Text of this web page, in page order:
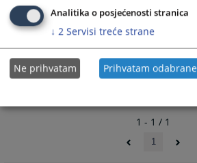
1 - 1 / 1
1
Analitika o posjećenosti stranica
↓ 2 Servisi treće strane
Ne prihvatam Prihvatam odabrane